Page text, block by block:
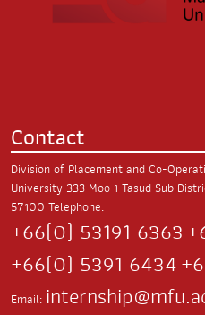
Contact
Division of Placement and Co-
University 333 Moo 1 Tasud Sub
57100 Telephone.
+66(0) 53191 6363
+66(0) 5391 6434
Email: